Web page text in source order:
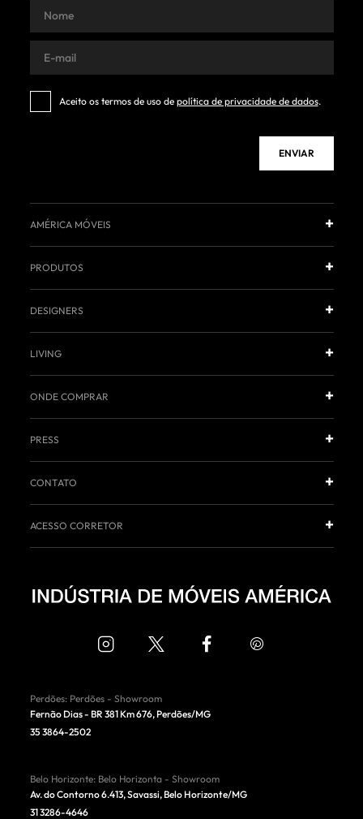
Aceito os termos de uso de política de privacidade de dados.
ENVIAR
AMÉRICA MÓVEIS
PRODUTOS
DESIGNERS
LIVING
ONDE COMPRAR
PRESS
CONTATO
ACESSO CORRETOR
Perdões: Perdões - Showroom
Fernão Dias - BR 381 Km 676,Perdões/MG
35 3864-2502
Belo Horizonte: Belo Horizonta - Showroom
Av. do Contorno 6.413, Savassi,Belo Horizonte/MG
31 3286-4646